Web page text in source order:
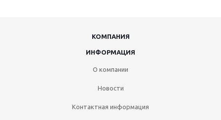
КОМПАНИЯ
ИНФОРМАЦИЯ
О компании
Новости
Контактная информация